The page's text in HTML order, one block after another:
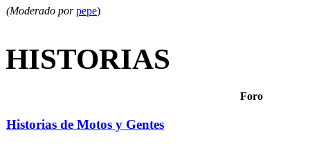
(Moderado por pepe)
HISTORIAS
Foro
Historias de Motos y Gentes